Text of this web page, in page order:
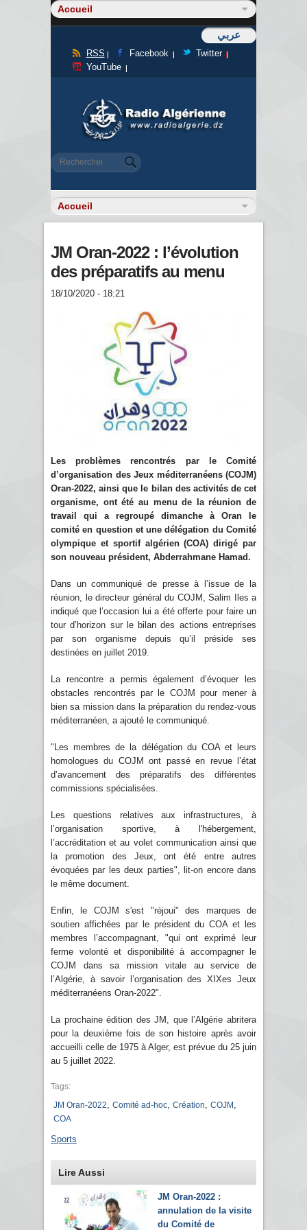
عربي
RSS Facebook
Twitter
YouTube
Formulaire de recherche
Rechercher
JM Oran-2022 : l’évolution
des préparatifs au menu
18/10/2020 - 18:21
Les problèmes rencontrés par le Comité
d’organisation des Jeux méditerranéens (COJM)
Oran-2022, ainsi que le bilan des activités de cet
organisme, ont été au menu de la réunion de
travail qui a regroupé dimanche à Oran le
comité en question et une délégation du Comité
olympique et sportif algérien (COA) dirigé par
son nouveau président, Abderrahmane Hamad.
Dans un communiqué de presse à l’issue de la
réunion, le directeur général du COJM, Salim Iles a
indiqué que l’occasion lui a été offerte pour faire un
tour d’horizon sur le bilan des actions entreprises
par son organisme depuis qu’il préside ses
destinées en juillet 2019.
La rencontre a permis également d’évoquer les
obstacles rencontrés par le COJM pour mener à
bien sa mission dans la préparation du rendez-vous
méditerranéen, a ajouté le communiqué.
"Les membres de la délégation du COA et leurs
homologues du COJM ont passé en revue l’état
d’avancement des préparatifs des différentes
commissions spécialisées.
Les questions relatives aux infrastructures, à
l’organisation sportive, à l'hébergement,
l’accréditation et au volet communication ainsi que
la promotion des Jeux, ont été entre autres
évoquées par les deux parties", lit-on encore dans
le même document.
Enfin, le COJM s'est "réjoui" des marques de
soutien affichées par le président du COA et les
membres l’accompagnant, "qui ont exprimé leur
ferme volonté et disponibilité à accompagner le
COJM dans sa mission vitale au service de
l’Algérie, à savoir l’organisation des XIXes Jeux
méditerranéens Oran-2022".
La prochaine édition des JM, que l’Algérie abritera
pour la deuxième fois de son histoire après avoir
accueilli celle de 1975 à Alger, est prévue du 25 juin
au 5 juillet 2022.
Tags:
JM Oran-2022
Comité ad-hoc Création COJM
COA
Sports
Lire Aussi
JM Oran-2022 :
annulation de la visite
du Comité de